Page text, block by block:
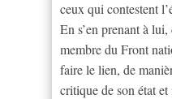
ceux qui contestent
En s’en prenant à
membre du Front
faire le lien, de
critique de son état